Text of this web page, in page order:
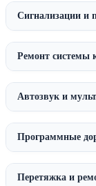
Сигнализации и
Ремонт системы
Автозвук и
Программные
Перетяжка и